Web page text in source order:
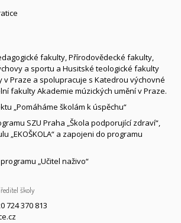
fakulty, Přírodovědecké fakulty,
a sportu a Husitské teologické fakulty
v Praze a spolupracuje s Katedrou výchovné
fakulty Akademie múzických umění v Praze.
„Pomáháme školám k úspěchu“
SZU Praha „Škola podporující zdraví“,
„EKOŠKOLA“ a zapojeni do programu
„Učitel naživo“
ředitel školy
724 370 813